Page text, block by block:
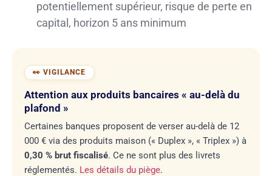
potentiellement supérieur, risque de perte en
capital, horizon 5 ans minimum
Attention aux produits bancaires « au-delà du
plafond »
Certaines banques proposent de verser au-delà de 12
000 € via des produits maison (« Duplex », « Triplex ») à
0,30 % brut fiscalisé. Ce ne sont plus des livrets
réglementés. Les détails du piège.